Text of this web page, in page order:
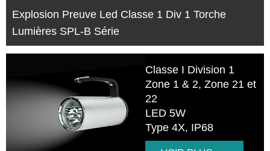
Explosion Preuve Led Classe 1 Div 1 Torche
Lumières SPL-B Série
Classe I Division 1
Zone 1 & 2, Zone 21 et
22
LED 5W
Type 4X, IP68